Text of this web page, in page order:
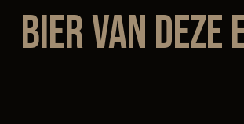
Bier van deze